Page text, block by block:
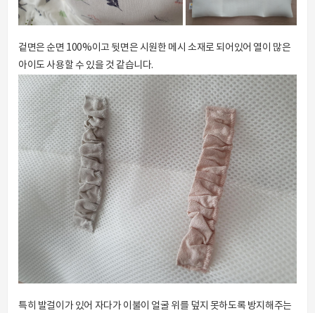
겉면은 순면 100%이고 뒷면은 시원한 메시 소재로 되어있어 열이 많은
아이도 사용할 수 있을 것 같습니다.
특히 발걸이가 있어 자다가 이불이 얼굴 위를 덮지 못하도록 방지해주는